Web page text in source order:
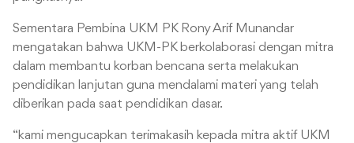
Sementara Pembina UKM PK Rony Arif Munandar
mengatakan bahwa UKM-PK berkolaborasi dengan mitra
dalam membantu korban bencana serta melakukan
pendidikan lanjutan guna mendalami materi yang telah
diberikan pada saat pendidikan dasar.
“kami mengucapkan terimakasih kepada mitra aktif UKM